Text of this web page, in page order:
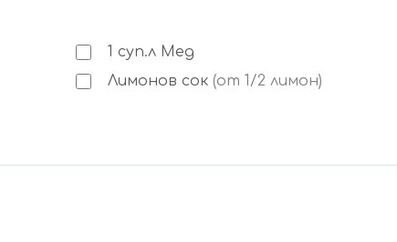
1 суп.л Мед
Лимонов сок (от 1/2 лимон)